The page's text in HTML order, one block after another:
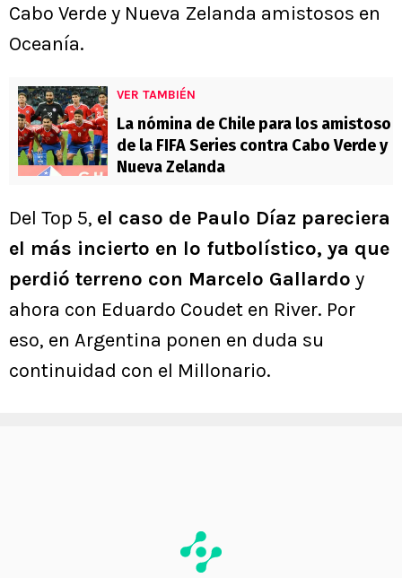
Cabo Verde y Nueva Zelanda amistosos en
Oceanía.
VER TAMBIÉN
La nómina de Chile para los amistoso
de la FIFA Series contra Cabo Verde y
Nueva Zelanda
Del Top 5, el caso de Paulo Díaz pareciera
el más incierto en lo futbolístico, ya que
perdió terreno con Marcelo Gallardo y
ahora con Eduardo Coudet en River. Por
eso, en Argentina ponen en duda su
continuidad con el Millonario.